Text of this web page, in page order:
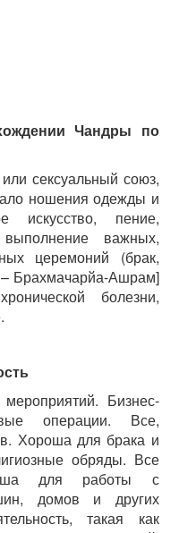
Чандры по
сексуальный союз,
ношения одежды и
искусство, пение,
важных,
церемоний (брак,
Брахмачарйа-Ашрам]
болезни,
Бизнес-
операции. Все,
Хороша для брака и
обряды. Все
для работы с
домов и других
такая как